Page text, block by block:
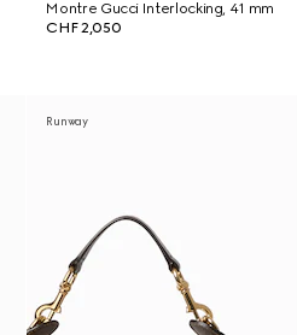
Montre Gucci Interlocking, 41 mm
CHF 2,050
Runway